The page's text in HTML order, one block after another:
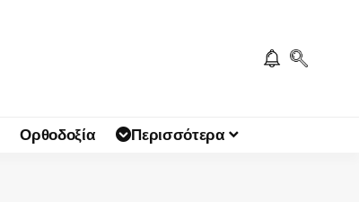
Ορθοδοξία Περισσότερα